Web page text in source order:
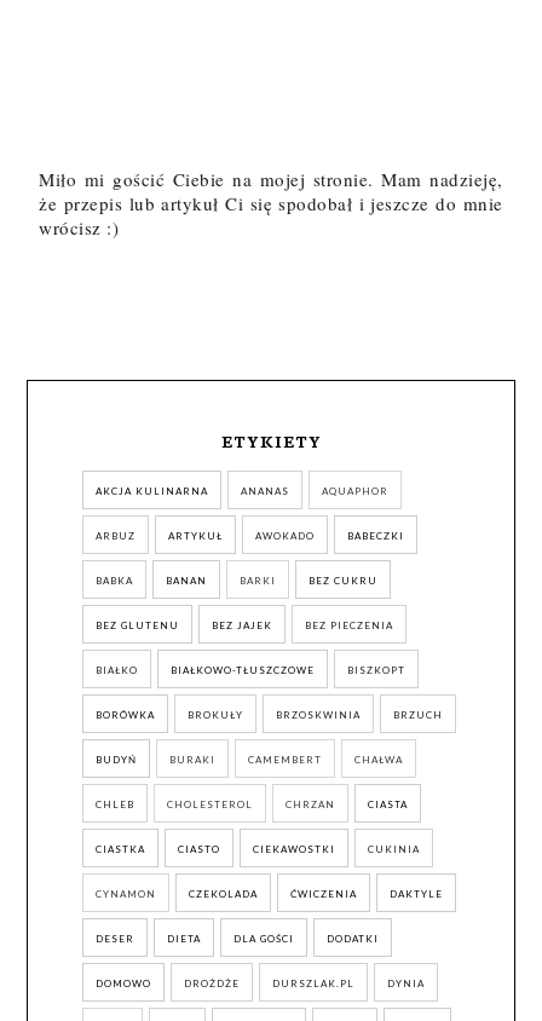
Miło mi gościć Ciebie na mojej stronie. Mam nadzieję,
że przepis lub artykuł Ci się spodobał i jeszcze do mnie
wrócisz :)
ETYKIETY
AKCJA KULINARNA ANANAS AQUAPHOR
ARBUZ ARTYKUŁ AWOKADO BABECZKI
BABKA BANAN BARKI BEZ CUKRU
BEZ GLUTENU BEZ JAJEK BEZ PIECZENIA
BIAŁKO BIAŁKOWO-TŁUSZCZOWE BISZKOPT
BORÓWKA BROKUŁY BRZOSKWINIA BRZUCH
BUDYŃ BURAKI CAMEMBERT CHAŁWA
CHLEB CHOLESTEROL CHRZAN CIASTA
CIASTKA CIASTO CIEKAWOSTKI CUKINIA
CYNAMON CZEKOLADA ĆWICZENIA DAKTYLE
DESER DIETA DLA GOŚCI DODATKI
DOMOWO DROŻDŻE DURSZLAK.PL DYNIA